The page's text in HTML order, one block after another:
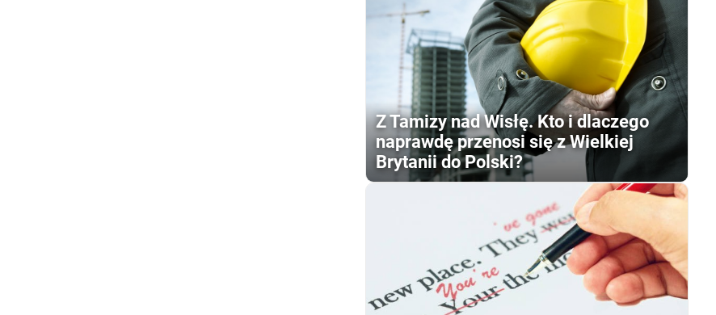
Z Tamizy nad Wisłę. Kto i dlaczego
naprawdę przenosi się z Wielkiej
Brytanii do Polski?